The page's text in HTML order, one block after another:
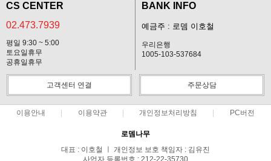
CS CENTER
02.473.7939
평일 9:30 ~ 5:00
토요일휴무
공휴일휴무
BANK INFO
예금주 : 로뎀 이호철
우리은행
1005-103-537684
고객센터 연결 주문상담
이용안내 이용약관 개인정보처리방침 PC버전
로뎀나무
대표 : 이호철 ㅣ 개인정보 보호 책임자 : 김유진
사업자 등록번호 : 212-22-35730